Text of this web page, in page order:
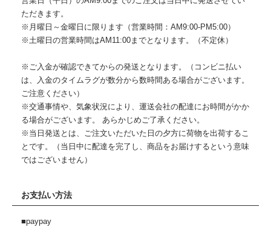
ただきます。
※月曜日～金曜日に限ります（営業時間：AM9:00-PM5:00）
※土曜日の営業時間はAM11:00までとなります。（不定休）
※ご入金が確認できてからの発送となります。（コンビニ払い
は、入金のタイムラグが数分から数時間ある場合がございます。
ご注意ください）
※交通事情や、気象状況により、運送会社の配達にお時間がかか
る場合がございます。 あらかじめご了承ください。
※当日発送とは、ご注文いただいた日の夕方に荷物を出荷するこ
とです。（当日中に配達を完了し、商品をお届けするという意味
ではございません）
お支払い方法
■paypay